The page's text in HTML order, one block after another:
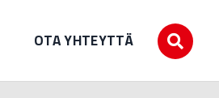
OTA YHTEYTTÄ